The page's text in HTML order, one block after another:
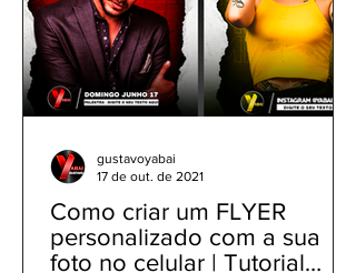
Como criar um FLYER
personalizado com a sua
foto no celular | Tutorial
gustavoyabai
17 de out. de 2021